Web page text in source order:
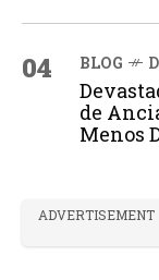
04 BLOG
de
Menos
ADVERTISEMENT